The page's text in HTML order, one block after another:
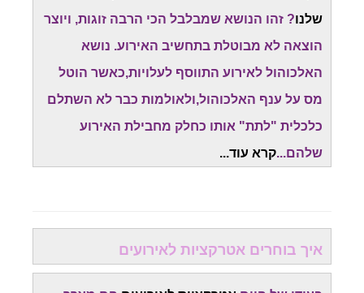
שלנו? זהו הנושא שמבלבל הכי הרבה זוגות, ויוצר
הוצאה לא מבוטלת בתחשיב האירוע. נושא
האלכוהול לאירוע התווסף לעלויות,כאשר הוטל
מס על ענף האלכוהול,ולאולמות כבר לא השתלם
כלכלית "לתת" אותו כחלק מחבילת האירוע
שלהם...קרא עוד...
איך בוחרים אטרקציות לאירועים